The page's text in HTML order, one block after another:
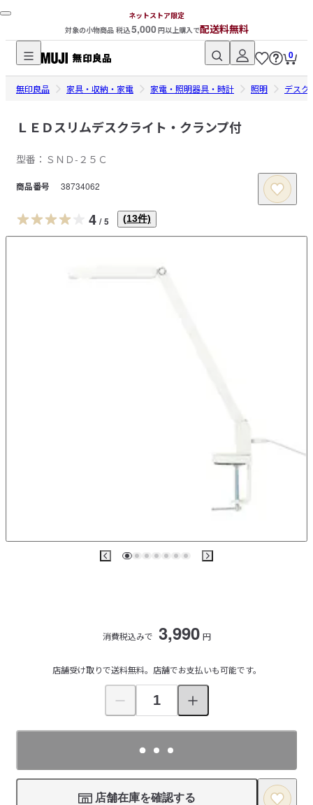
ネットストア限定
対象の小物商品 税込5,000円以上購入で配送料無料
無
印
品
ッ
ス
ト
0
無印良品 家具・収納・家電 家電・照明器具・時計 照明 デスク
ＬＥＤスリムデスクライト・クランプ付
型番：ＳＮＤ‐２５Ｃ
商品番号 38734062
4 / 5 (13件)
消費税込みで 3,990 円
店舗受け取りで送料無料。店舗でお支払いも可能です。
店舗在庫を確認する